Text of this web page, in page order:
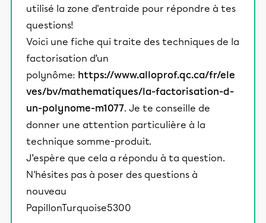
utilisé la zone d'entraide pour répondre à tes
questions!
Voici une fiche qui traite des techniques de la
factorisation d’un
polynôme: https://www.alloprof.qc.ca/fr/ele
ves/bv/mathematiques/la-factorisation-d-
un-polynome-m1077. Je te conseille de
donner une attention particulière à la
technique somme-produit.
J’espère que cela a répondu à ta question.
N'hésites pas à poser des questions à
nouveau
PapillonTurquoise5300